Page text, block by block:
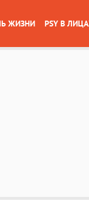
ЖИЗНИ PSY В